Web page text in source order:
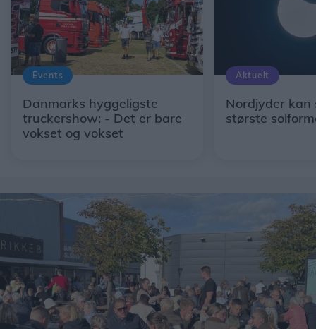
Events
Danmarks hyggeligste
truckershow: - Det er bare
vokset og vokset
Aktuelt
Nordjyder kan
største